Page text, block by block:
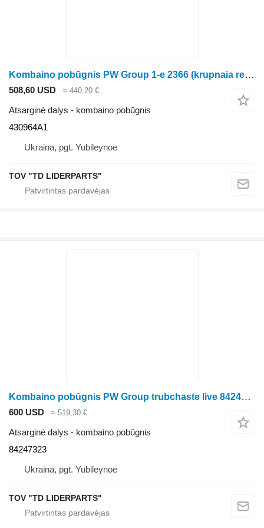
Kombaino pobūgnis PW Group 1-e 2366 (krupnaia reshitka) 430964A1 kukurūzų kombaino
508,60 USD ≈ 440,20 €
Atsarginė dalys - kombaino pobūgnis
430964A1
Ukraina, pgt. Yubileynoe
TOV "TD LIDERPARTS"
Kombaino pobūgnis PW Group trubchaste live 84247323 kukurūzų kombaino
600 USD ≈ 519,30 €
Atsarginė dalys - kombaino pobūgnis
84247323
Ukraina, pgt. Yubileynoe
TOV "TD LIDERPARTS"